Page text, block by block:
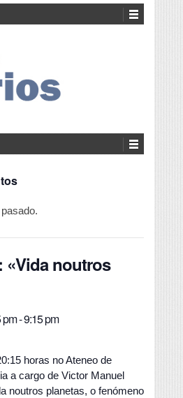
«Vida noutros
pm-9:15 pm
horas no Ateneo de
a cargo de Victor Manuel
noutros planetas, o fenómeno